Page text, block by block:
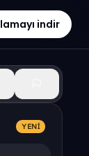
indir
YENI